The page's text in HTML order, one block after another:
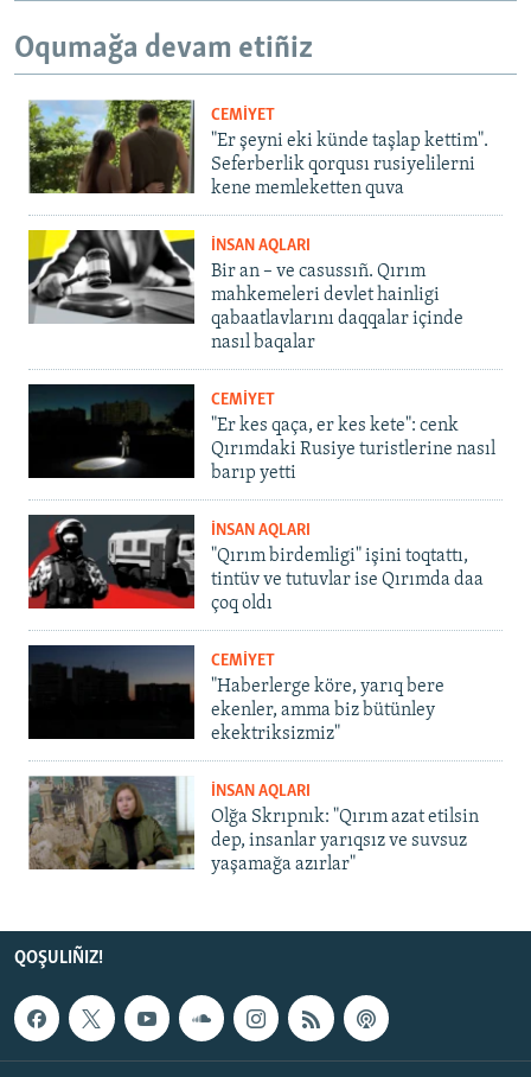
Oqumağa devam etiñiz
CEMİYET
"Er şeyni eki künde taşlap kettim".
Seferberlik qorqusı rusiyelilerni
kene memleketten quva
İNSAN AQLARI
Bir an – ve casussıñ. Qırım
mahkemeleri devlet hainligi
qabaatlavlarını daqqalar içinde
nasıl baqalar
CEMİYET
"Er kes qaça, er kes kete": cenk
Qırımdaki Rusiye turistlerine nasıl
barıp yetti
İNSAN AQLARI
"Qırım birdemligi" işini toqtattı,
tintüv ve tutuvlar ise Qırımda daa
çoq oldı
CEMİYET
"Haberlerge köre, yarıq bere
ekenler, amma biz bütünley
ekektriksizmiz"
İNSAN AQLARI
Olğa Skrıpnık: "Qırım azat etilsin
dep, insanlar yarıqsız ve suvsuz
yaşamağa azırlar"
QOŞULIÑIZ!